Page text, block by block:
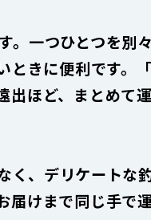
一つひとつを別
きに便利です。
ほど、まとめて
く、デリケートな
届けまで同じ手で